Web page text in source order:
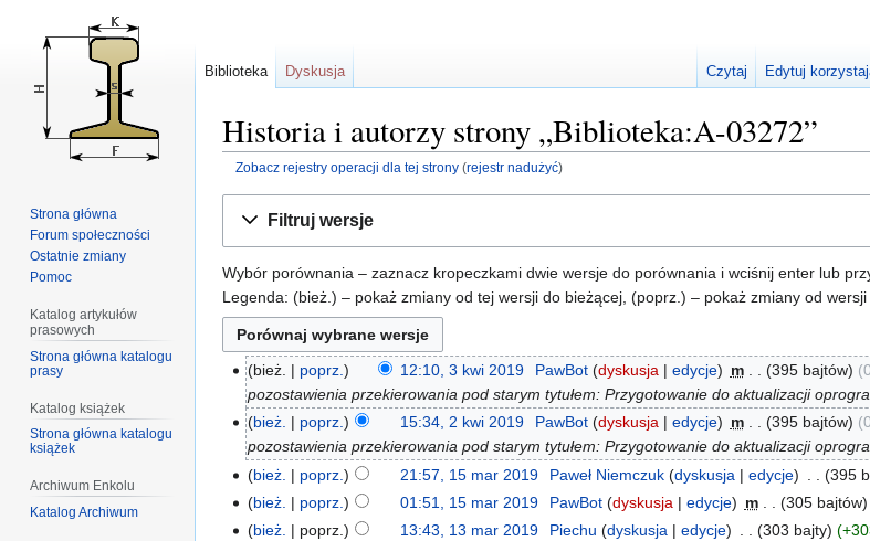
Historia i autorzy strony „Biblioteka:A-03272”
Zobacz rejestry operacji dla tej strony(rejestr nadużyć)
Filtruj wersje
Wybór porównania – zaznacz kropeczkami dwie wersje do porównania i wciśnij enter lub
Legenda: (bież.) – pokaż zmiany od tej wersji do bieżącej, (poprz.) – pokaż zmiany od
bież. poprz. 12:10, 3 kwi 2019 PawBot dyskusja edycje m 395 bajtów 0
pozostawienia przekierowania pod starym tytułem: Przygotowanie do aktualizacji
bież.
poprz. 15:34, 2 kwi 2019 PawBot dyskusja edycje m 395 bajtów 0
pozostawienia przekierowania pod starym tytułem: Przygotowanie do aktualizacji
bież.
poprz. 21:57, 15 mar 2019 Paweł Niemczuk dyskusja edycje 395
bież.
poprz. 01:51, 15 mar 2019 PawBot dyskusja edycje m 305 bajtów
bież.
poprz. 13:43, 13 mar 2019 Piechu dyskusja edycje 303 bajty
Biblioteka Dyskusja Czytaj Edytuj
Strona główna
Forum społeczności
Ostatnie zmiany
Pomoc
Katalog artykułów
prasowych
Strona główna katalogu
prasy
Katalog książek
Strona główna katalogu
książek
Archiwum Enkolu
Katalog Archiwum